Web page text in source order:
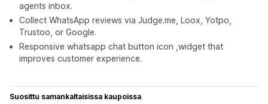
agents inbox.
Collect WhatsApp reviews via Judge.me, Loox, Yotpo,
Trustoo, or Google.
Responsive whatsapp chat button icon ,widget that
improves customer experience.
Suosittu samankaltaisissa kaupoissa